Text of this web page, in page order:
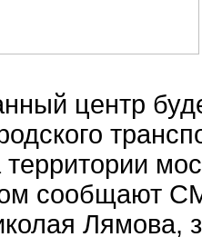
центр
территории
сообщают
Лямова,